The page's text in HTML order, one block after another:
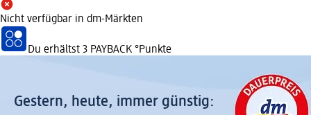
Nicht verfügbar in dm-Märkten
Du erhältst 3 PAYBACK °Punkte
Gestern, heute, immer günstig: